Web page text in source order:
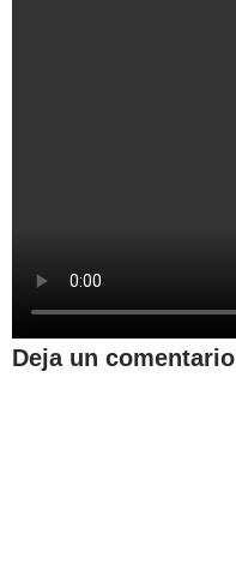
Deja un comentario